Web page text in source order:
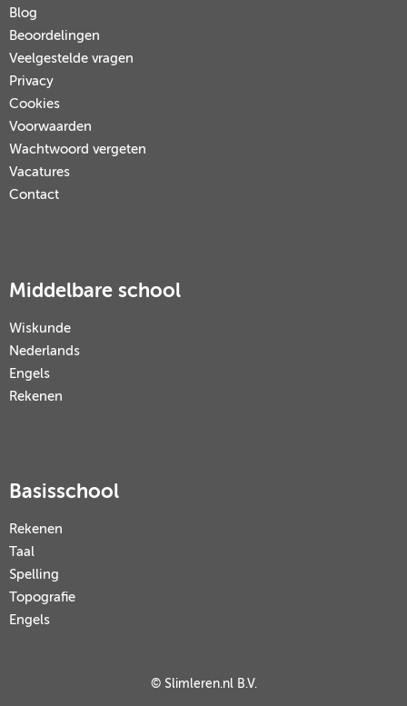
Blog
Beoordelingen
Veelgestelde vragen
Privacy
Cookies
Voorwaarden
Wachtwoord vergeten
Vacatures
Contact
Middelbare school
Wiskunde
Nederlands
Engels
Rekenen
Basisschool
Rekenen
Taal
Spelling
Topografie
Engels
© Slimleren.nl B.V.